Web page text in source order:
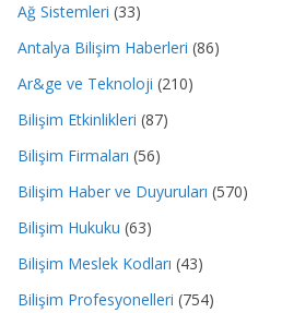
Ağ Sistemleri (33)
Antalya Bilişim Haberleri (86)
Ar&ge ve Teknoloji (210)
Bilişim Etkinlikleri (87)
Bilişim Firmaları (56)
Bilişim Haber ve Duyuruları (570)
Bilişim Hukuku (63)
Bilişim Meslek Kodları (43)
Bilişim Profesyonelleri (754)